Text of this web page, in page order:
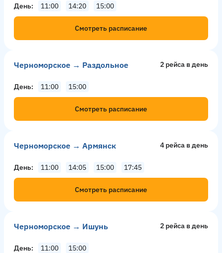
День 11:00 14:20 15:00
Смотреть расписание
Черноморское → Раздольное 2 рейсa в день
День 11:00 15:00
Смотреть расписание
Черноморское → Армянск 4 рейсa в день
День 11:00 14:05 15:00 17:45
Смотреть расписание
Черноморское → Ишунь 2 рейсa в день
День 11:00 15:00